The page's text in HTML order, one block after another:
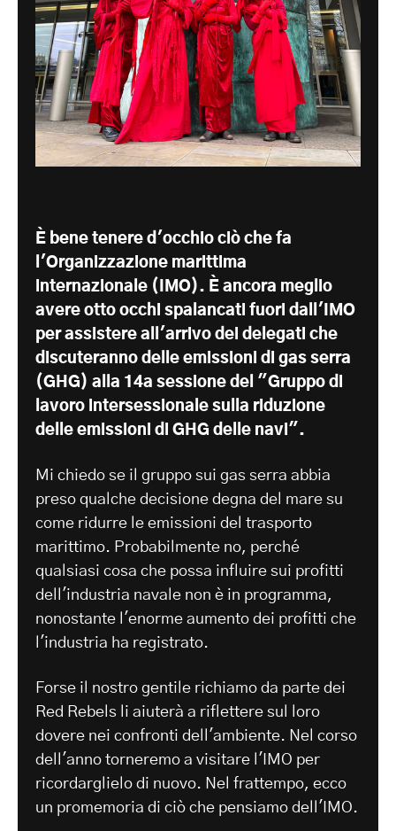
È bene tenere d'occhio ciò che fa
l'Organizzazione marittima
internazionale (IMO). È ancora meglio
avere otto occhi spalancati fuori dall'IMO
per assistere all'arrivo dei delegati che
discuteranno delle emissioni di gas serra
(GHG) alla 14a sessione del "Gruppo di
lavoro intersessionale sulla riduzione
delle emissioni di GHG delle navi".
Mi chiedo se il gruppo sui gas serra abbia
preso qualche decisione degna del mare su
come ridurre le emissioni del trasporto
marittimo. Probabilmente no, perché
qualsiasi cosa che possa influire sui profitti
dell'industria navale non è in programma,
nonostante l'enorme aumento dei profitti che
l'industria ha registrato.
Forse il nostro gentile richiamo da parte dei
Red Rebels li aiuterà a riflettere sul loro
dovere nei confronti dell'ambiente. Nel corso
dell'anno torneremo a visitare l'IMO per
ricordarglielo di nuovo. Nel frattempo, ecco
un promemoria di ciò che pensiamo dell'IMO.